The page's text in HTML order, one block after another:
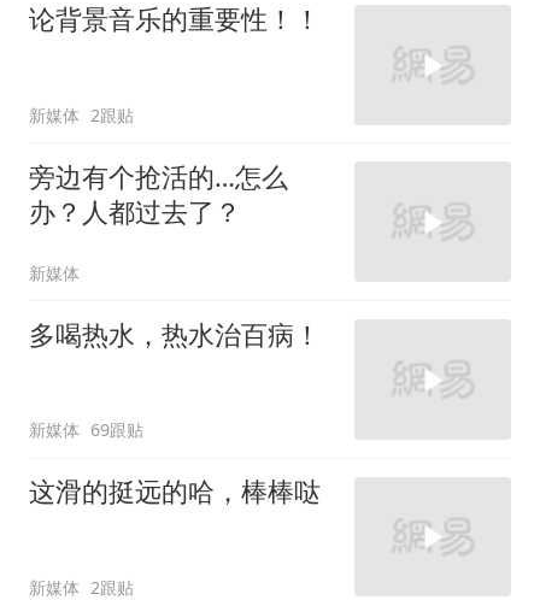
论背景音乐的重要性！！
新媒体 2跟贴
旁边有个抢活的…怎么
办？人都过去了？
新媒体
多喝热水，热水治百病！
新媒体 69跟贴
这滑的挺远的哈，棒棒哒
新媒体 2跟贴